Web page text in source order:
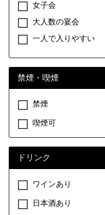
女子会
大人数の宴会
一人で入りやすい
禁煙・喫煙
禁煙
喫煙可
ドリンク
ワインあり
日本酒あり